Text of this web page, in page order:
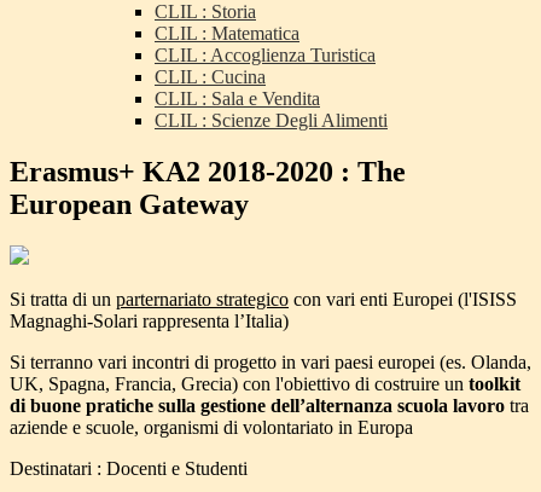
CLIL : Storia
CLIL : Matematica
CLIL : Accoglienza Turistica
CLIL : Cucina
CLIL : Sala e Vendita
CLIL : Scienze Degli Alimenti
Erasmus+ KA2 2018-2020 : The
European Gateway
Si tratta di un parternariato strategico con vari enti Europei (l'ISISS
Magnaghi-Solari rappresenta l’Italia)
Si terranno vari incontri di progetto in vari paesi europei (es. Olanda,
UK, Spagna, Francia, Grecia) con l'obiettivo di costruire un toolkit
di buone pratiche sulla gestione dell’alternanza scuola lavoro tra
aziende e scuole, organismi di volontariato in Europa
Destinatari : Docenti e Studenti